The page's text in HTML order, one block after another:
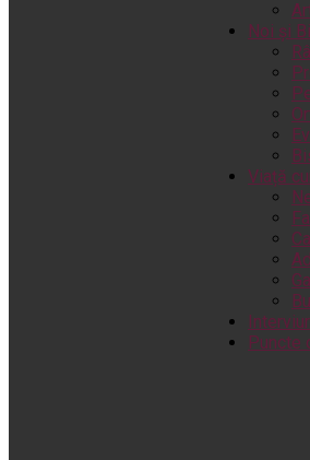
Noi și
Viață
Puncte